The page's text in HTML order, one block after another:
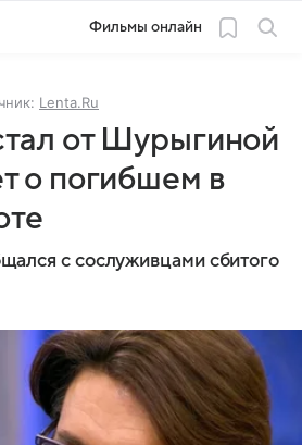
Фильмы онлайн
Lenta.Ru
от Шурыгиной
о погибшем в
с сослуживцами сбитого